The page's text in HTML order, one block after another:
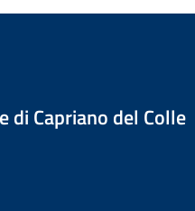
di Capriano del Colle